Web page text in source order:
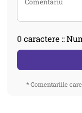
0 caractere ::
* Comentariile